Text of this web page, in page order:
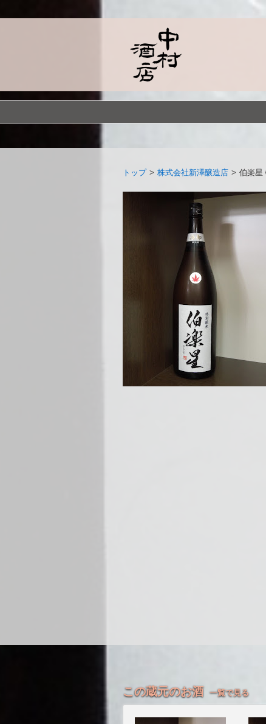
トップ > 株式会社新澤醸造店 > 伯楽星
この蔵元のお酒 一覧で見る